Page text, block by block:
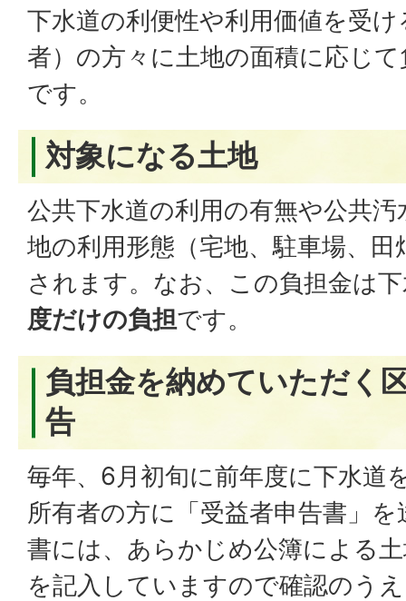
下水道の利便性や利用価値を受
者）の方々に土地の面積に応じ
です。
対象になる土地
公共下水道の利用の有無や公共
地の利用形態（宅地、駐車場、
されます。なお、この負担金は
度だけの負担です。
負担金を納めていただく
告
毎年、6月初旬に前年度に下水道
所有者の方に「受益者申告書」
書には、あらかじめ公簿による
を記入していますので確認のう